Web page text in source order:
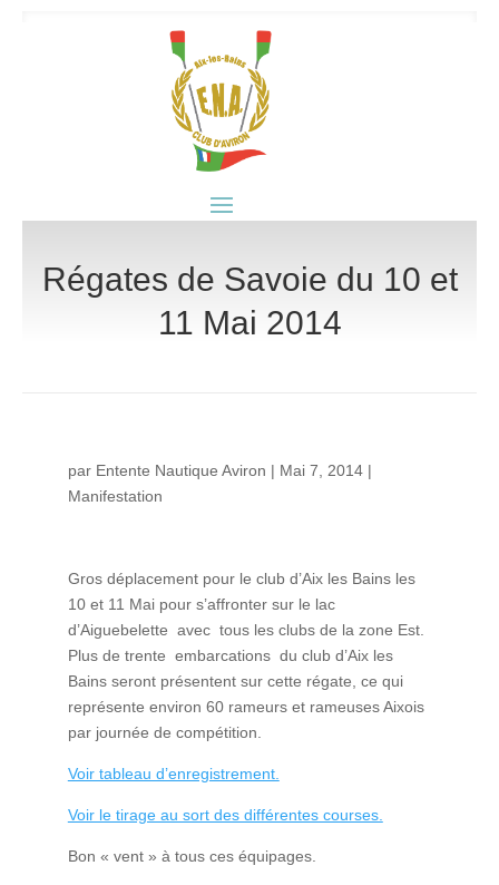
Régates de Savoie du 10 et
11 Mai 2014
par Entente Nautique Aviron | Mai 7, 2014|
Manifestation
Gros déplacement pour le club d’Aix les Bains les
10 et 11 Mai pour s’affronter sur le lac
d’Aiguebelette avec tous les clubs de la zone Est.
Plus de trente embarcations du club d’Aix les
Bains seront présentent sur cette régate, ce qui
représente environ 60 rameurs et rameuses Aixois
par journée de compétition.
Voir tableau d’enregistrement.
Voir le tirage au sort des différentes courses.
Bon « vent » à tous ces équipages.